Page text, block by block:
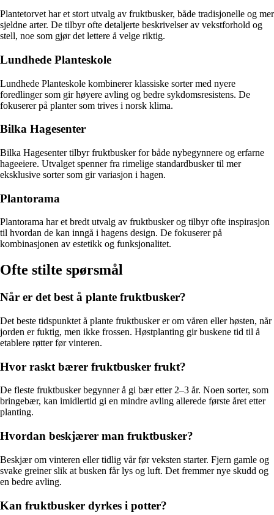
Plantetorvet har et stort utvalg av fruktbusker, både tradisjonelle og mer
sjeldne arter. De tilbyr ofte detaljerte beskrivelser av vekstforhold og
stell, noe som gjør det lettere å velge riktig.
Lundhede Planteskole
Lundhede Planteskole kombinerer klassiske sorter med nyere
foredlinger som gir høyere avling og bedre sykdomsresistens. De
fokuserer på planter som trives i norsk klima.
Bilka Hagesenter
Bilka Hagesenter tilbyr fruktbusker for både nybegynnere og erfarne
hageeiere. Utvalget spenner fra rimelige standardbusker til mer
eksklusive sorter som gir variasjon i hagen.
Plantorama
Plantorama har et bredt utvalg av fruktbusker og tilbyr ofte inspirasjon
til hvordan de kan inngå i hagens design. De fokuserer på
kombinasjonen av estetikk og funksjonalitet.
Ofte stilte spørsmål
Når er det best å plante fruktbusker?
Det beste tidspunktet å plante fruktbusker er om våren eller høsten, når
jorden er fuktig, men ikke frossen. Høstplanting gir buskene tid til å
etablere røtter før vinteren.
Hvor raskt bærer fruktbusker frukt?
De fleste fruktbusker begynner å gi bær etter 2–3 år. Noen sorter, som
bringebær, kan imidlertid gi en mindre avling allerede første året etter
planting.
Hvordan beskjærer man fruktbusker?
Beskjær om vinteren eller tidlig vår før veksten starter. Fjern gamle og
svake greiner slik at busken får lys og luft. Det fremmer nye skudd og
en bedre avling.
Kan fruktbusker dyrkes i potter?